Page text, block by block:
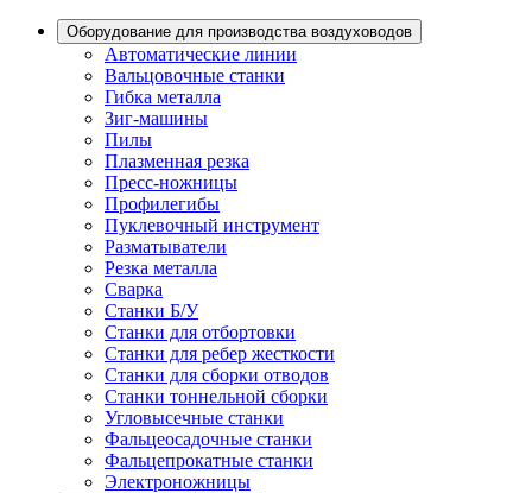
Оборудование для производства воздуховодов
Автоматические линии
Вальцовочные станки
Гибка металла
Зиг-машины
Пилы
Плазменная резка
Пресс-ножницы
Профилегибы
Пуклевочный инструмент
Разматыватели
Резка металла
Сварка
Станки Б/У
Станки для отбортовки
Станки для ребер жесткости
Станки для сборки отводов
Станки тоннельной сборки
Угловысечные станки
Фальцеосадочные станки
Фальцепрокатные станки
Электроножницы